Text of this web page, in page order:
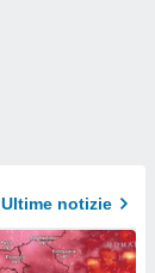
Ultime notizie